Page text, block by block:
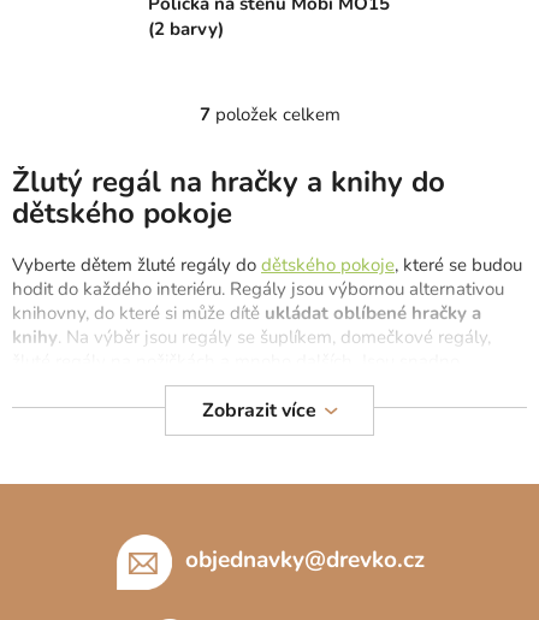
(2 barvy)
O
l
a
c
í
p
v
k
y
i
s
7položek celkem
Žlutý regál na hračky a knihy do
dětského pokoje
Vyberte dětem žluté regály do dětského pokoje, které se budou
hodit do každého interiéru. Regály jsou výbornou alternativou
knihovny, do které si může dítě ukládat oblíbené hračky a
knihy. Na výběr jsou regály se šuplíkem, domečkové regály,
kombinovatelné s dětskými skříněmi a postýlkami. Podívejte se
i na bílé regály do dětského pokoje.
Zobrazit více
objednavky@drevko.cz